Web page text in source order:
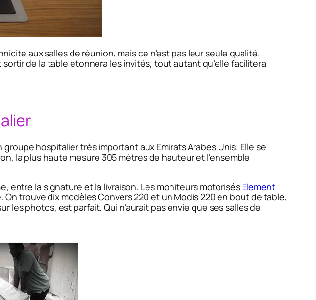
aux salles de réunion, mais ce n’est pas leur seule qualité.
de la table étonnera les invités, tout autant qu’elle facilitera
hospitalier très important aux Emirats Arabes Unis. Elle se
la plus haute mesure 305 mètres de hauteur et l’ensemble
entre la signature et la livraison. Les moniteurs motorisés Element
trouve dix modèles Convers 220 et un Modis 220 en bout de table,
les photos, est parfait. Qui n’aurait pas envie que ses salles de